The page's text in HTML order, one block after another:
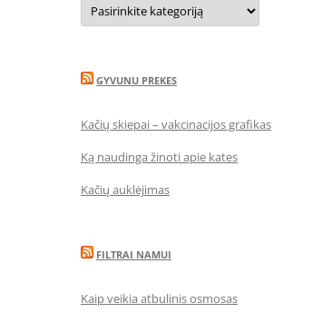
GYVUNU PREKES
Kačių skiepai – vakcinacijos grafikas
Ką naudinga žinoti apie kates
Kačių auklėjimas
FILTRAI NAMUI
Kaip veikia atbulinis osmosas